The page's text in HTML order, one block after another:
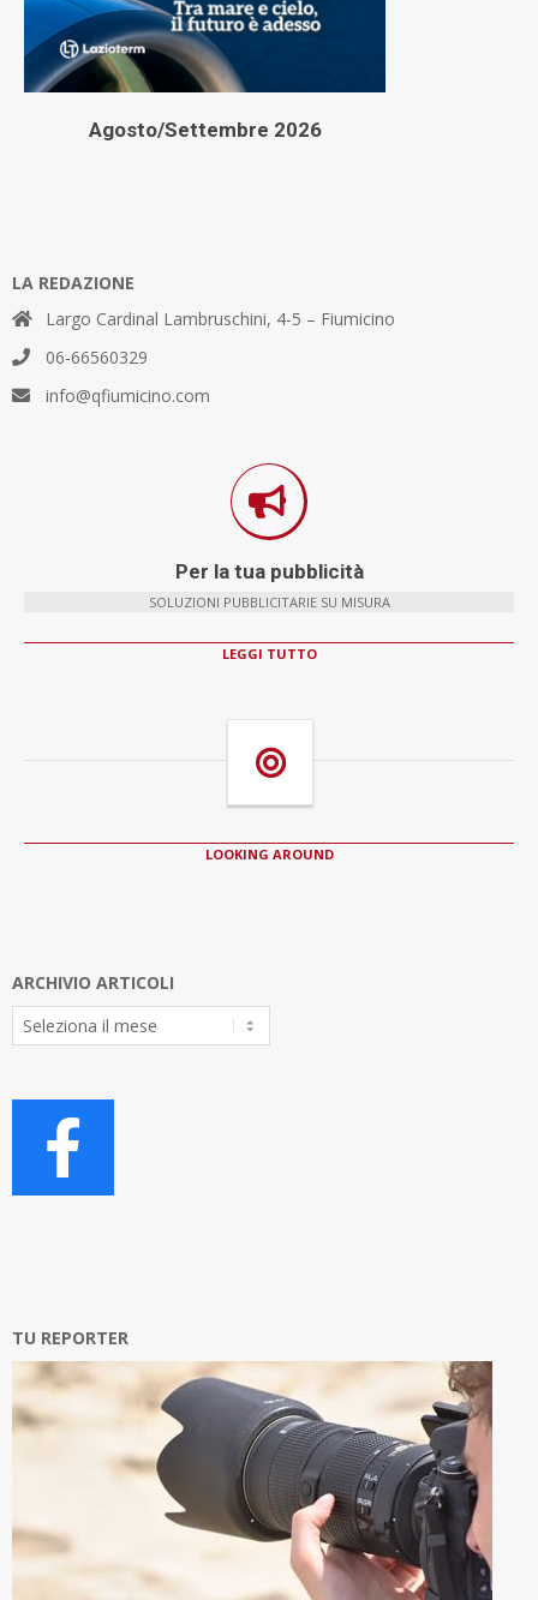
Agosto/Settembre 2026
LA REDAZIONE
Largo Cardinal Lambruschini, 4-5 – Fiumicino
06-66560329
info@qfiumicino.com
Per la tua pubblicità
SOLUZIONI PUBBLICITARIE SU MISURA
LEGGI TUTTO
LOOKING AROUND
ARCHIVIO ARTICOLI
Archivio
Articoli
TU REPORTER